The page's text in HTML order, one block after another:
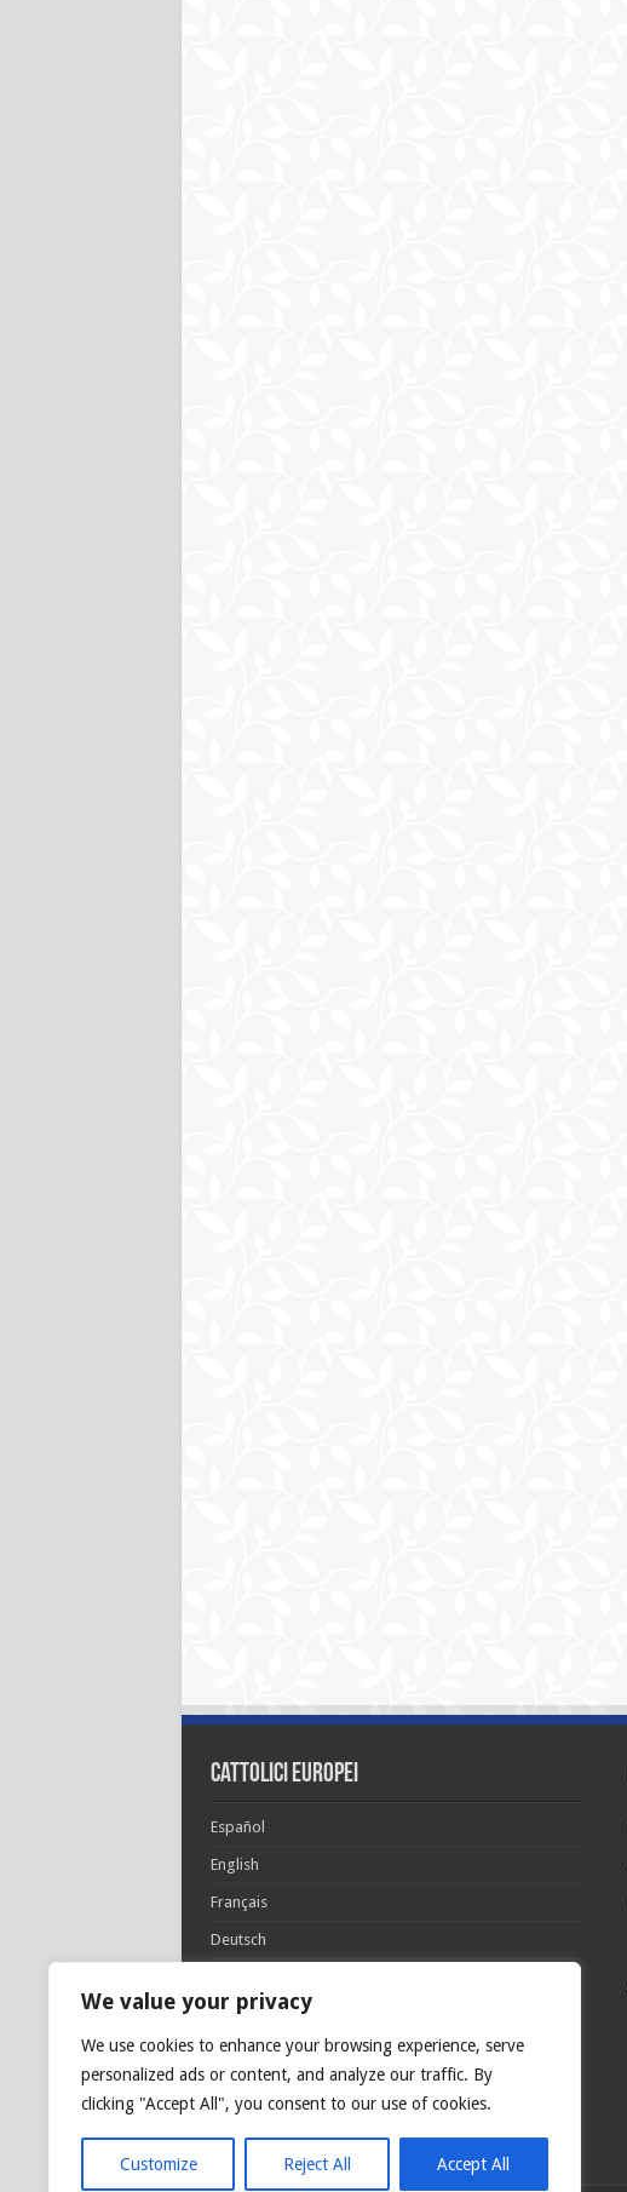
We value your privacy
We use cookies to enhance your browsing experience, serve
personalized ads or content, and analyze our traffic. By
clicking "Accept All", you consent to our use of cookies.
Customize Reject All Accept All
cattolici europei
Español
English
Français
Deutsch
Português
Polski
Glória Patri, et Fílio, et Spirítui Sancto. Sicut erat in
princípio, et nunc et semper et in sǽcula
sæculórum. Amen.